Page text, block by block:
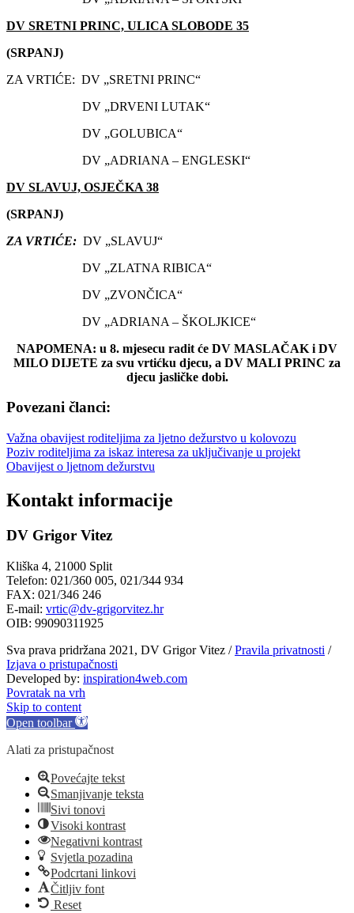
DV SRETNI PRINC, ULICA SLOBODE 35
(SRPANJ)
ZA VRTIĆE: DV „SRETNI PRINC“
DV „DRVENI LUTAK“
DV „GOLUBICA“
DV „ADRIANA – ENGLESKI“
DV SLAVUJ, OSJEČKA 38
(SRPANJ)
ZA VRTIĆE: DV „SLAVUJ“
DV „ZLATNA RIBICA“
DV „ZVONČICA“
DV „ADRIANA – ŠKOLJKICE“
NAPOMENA: u 8. mjesecu radit će DV MASLAČAK i DV
MILO DIJETE za svu vrtićku djecu, a DV MALI PRINC za
djecu jasličke dobi.
Povezani članci:
Važna obavijest roditeljima za ljetno dežurstvo u kolovozu
Poziv roditeljima za iskaz interesa za uključivanje u projekt
Obavijest o ljetnom dežurstvu
Kontakt informacije
DV Grigor Vitez
Kliška 4, 21000 Split
Telefon: 021/360 005, 021/344 934
FAX: 021/346 246
E-mail: vrtic@dv-grigorvitez.hr
OIB: 99090311925
Sva prava pridržana 2021, DV Grigor Vitez /Pravila privatnosti /
Izjava o pristupačnosti
Developed by: inspiration4web.com
Povratak na vrh
Skip to content
Open toolbar
Alati za pristupačnost
Povećajte tekst
Smanjivanje teksta
Sivi tonovi
Visoki kontrast
Negativni kontrast
Svjetla pozadina
Podcrtani linkovi
Čitljiv font
Reset